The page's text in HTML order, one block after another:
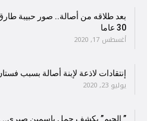
بعد طلاقه من أصالة.. صور حبيبة
30 عاما
أغسطس 17, 2020
إنتقادات لاذعة لإبنة أصالة بسبب
يوليو 23, 2020
” الجيم” يكشف حمل ياسمين صبري..